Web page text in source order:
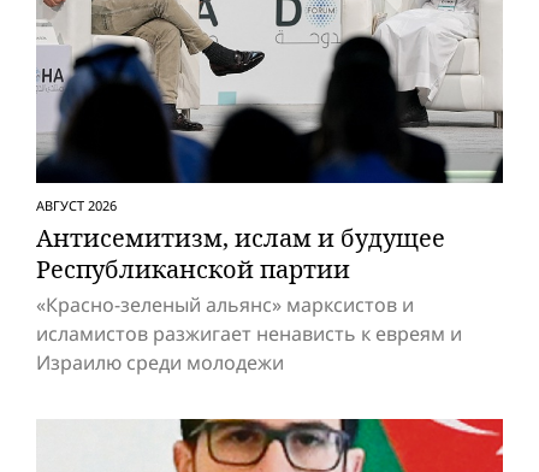
АВГУСТ 2026
Антисемитизм, ислам и будущее
Респуб­ликанской партии
«Красно-зеленый альянс» марксистов и
исламистов разжигает ненависть к евреям и
Израилю среди молодежи